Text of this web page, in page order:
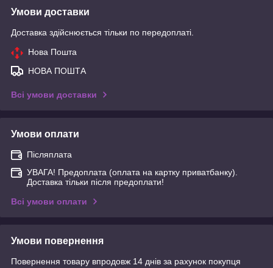
Умови доставки
Доставка здійснюється тільки по передоплаті.
Нова Пошта
НОВА ПОШТА
Всі умови доставки
Умови оплати
Післяплата
УВАГА! Предоплата (оплата на картку приватбанку).
Доставка тільки після предоплати!
Всі умови оплати
Умови повернення
Повернення товару впродовж 14 днів за рахунок покупця